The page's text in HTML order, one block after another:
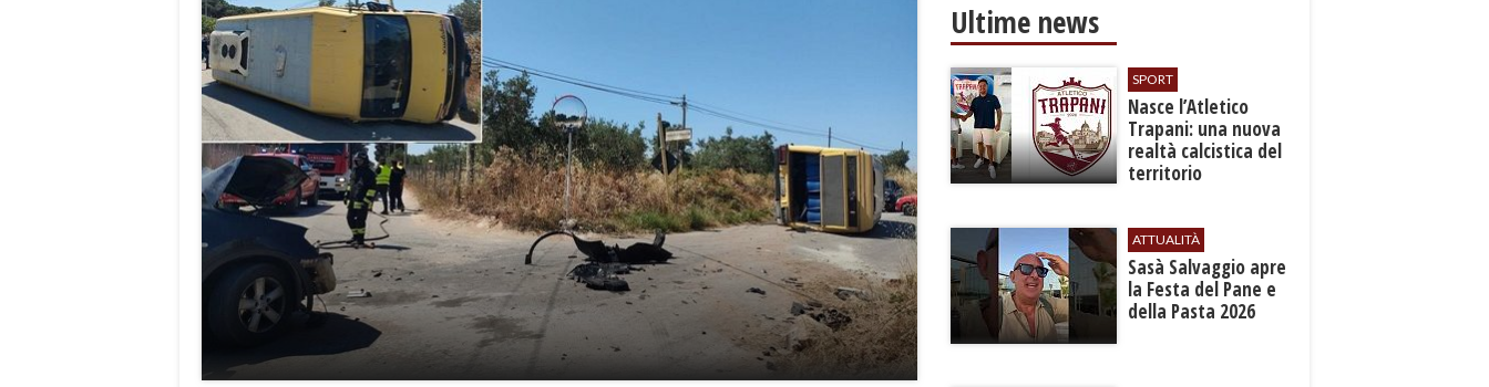
Ultime news
SPORT
Nasce l’Atletico
Trapani: una nuova
realtà calcistica del
territorio
ATTUALITÀ
Sasà Salvaggio apre
la Festa del Pane e
della Pasta 2026